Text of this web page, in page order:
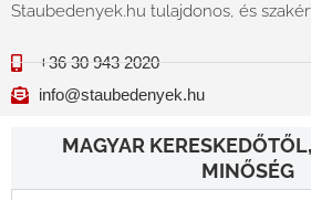
Staubedenyek.hu tulajdonos, és
+36 30 943 2020
info@staubedenyek.hu
MAGYAR
MINŐSÉG